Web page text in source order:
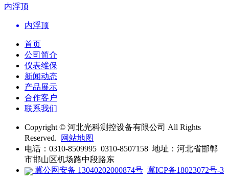
内浮顶
内浮顶
首页
公司简介
仪表维保
新闻动态
产品展示
合作客户
联系我们
Copyright © 河北光科测控设备有限公司 All Rights
Reserved.
网站地图
电话：0310-8509995 0310-8507158 地址：河北省邯郸
市邯山区机场路中段路东
冀公网安备 13040202000874号 冀ICP备18023072号-3